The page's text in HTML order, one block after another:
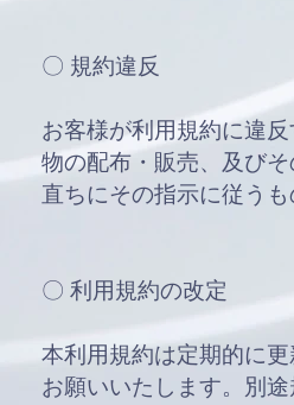
〇 規約違反
お客様が利用規約に違
物の配布・販売、及び
直ちにその指示に従うも
〇 利用規約の改定
本利用規約は定期的に
お願いいたします。別